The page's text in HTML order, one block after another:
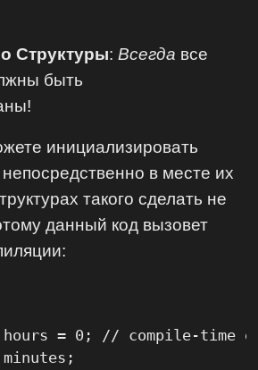
Структуры:Всегда все
быть
инициализировать
в месте их
такого сделать не
данный код вызовет
= 0; // compile-time